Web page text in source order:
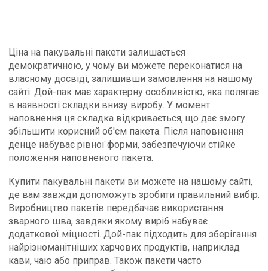
Ціна на пакувальні пакети залишається
демократичною, у чому ви можете переконатися на
власному досвіді, залишивши замовлення на нашому
сайті. Дой-пак має характерну особливістю, яка полягає
в наявності складки внизу виробу. У момент
наповнення ця складка відкривається, що дає змогу
збільшити корисний об'єм пакета. Після наповнення
денце набуває рівної форми, забезпечуючи стійке
положення наповненого пакета.
Купити пакувальні пакети ви можете на нашому сайті,
де вам завжди допоможуть зробити правильний вибір.
Виробництво пакетів передбачає використання
зварного шва, завдяки якому виріб набуває
додаткової міцності. Дой-пак підходить для зберігання
найрізноманітніших харчових продуктів, наприклад
кави, чаю або приправ. Також пакети часто